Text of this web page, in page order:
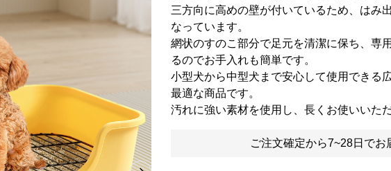
三方向に高めの壁が付いているため、はみ
なっています。
網状のすのこ部分で足元を清潔に保ち、専
るのでお手入れも簡単です。
小型犬から中型犬まで安心して使用できる
最適な商品です。
汚れに強い素材を使用し、長くお使いいただ
ご注文確定から7~28日でお